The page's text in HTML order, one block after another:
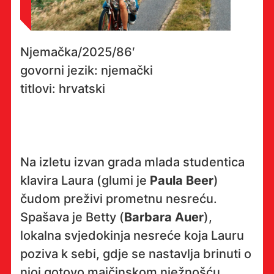
Njemačka/2025/86′
govorni jezik: njemački
titlovi: hrvatski
Na izletu izvan grada mlada studentica
klavira Laura (glumi je Paula Beer)
čudom preživi prometnu nesreću.
Spašava je Betty (Barbara Auer),
lokalna svjedokinja nesreće koja Lauru
poziva k sebi, gdje se nastavlja brinuti o